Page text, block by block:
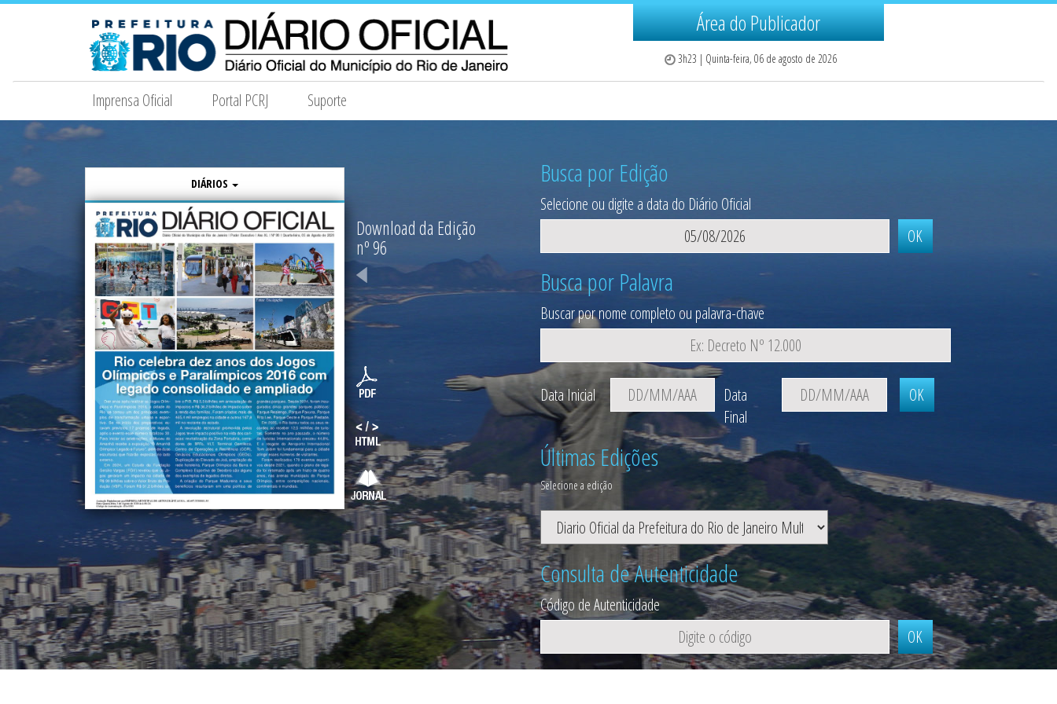
Área do Publicador
3h23 | Quinta-feira, 06 de agosto de 2026
Imprensa Oficial Portal PCRJ Suporte
DIÁRIOS
Download da Edição
nº96
Busca por Edição
Selecione ou digite a data do Diário Oficial
Busca por Palavra
Buscar por nome completo ou palavra-chave
Data Inicial
Data
Final
Últimas Edições
Selecione a edição
Consulta de Autenticidade
Código de Autenticidade